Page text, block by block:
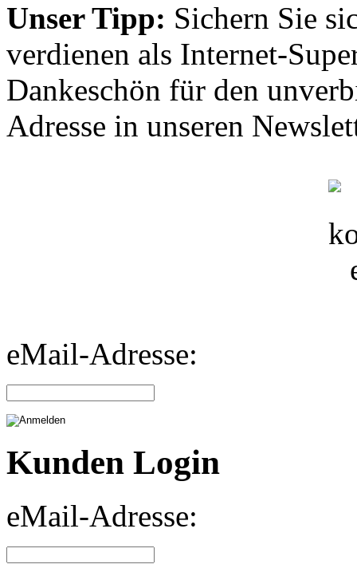
Unser Tipp: Sichern Sie
verdienen als Internet-
Dankeschön für den
Adresse in unseren
eMail-Adresse:
Kunden Login
eMail-Adresse: